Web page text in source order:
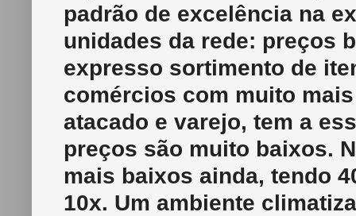
padrão de excelência na
unidades da rede: preços
expresso sortimento de
comércios com muito
atacado e varejo, tem a
preços são muito baixos.
mais baixos ainda, tendo
10x. Um ambiente